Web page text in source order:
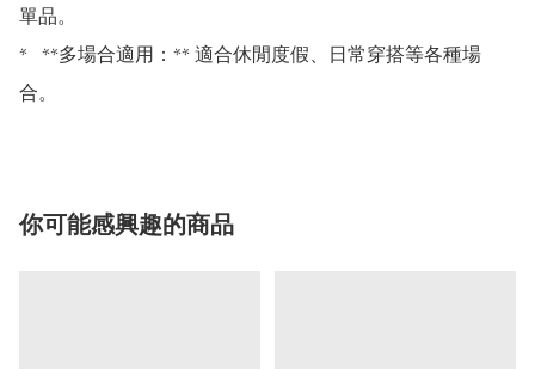
單品。
*   **多場合適用：** 適合休閒度假、日常穿搭等各種場
你可能感興趣的商品